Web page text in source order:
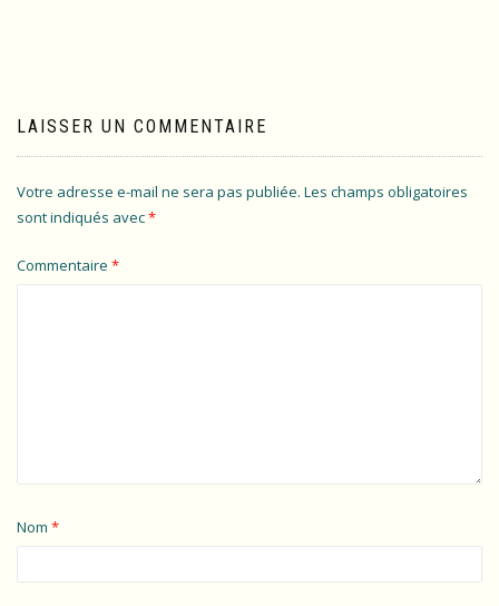
LAISSER UN COMMENTAIRE
Votre adresse e-mail ne sera pas publiée. Les champs obligatoires
sont indiqués avec*
Commentaire *
Nom *